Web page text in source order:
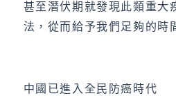
甚至潛伏期就發現此類重大
法，從而給予我們足夠的時
中國已進入全民防癌時代